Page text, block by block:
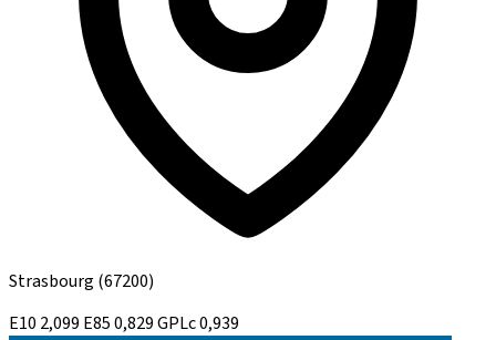
Strasbourg (67200)
E10 2,099 E850,829GPLc0,939